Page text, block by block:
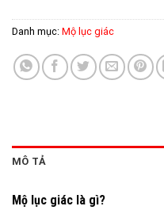
Danh mục: Mộ lục giác
MÔ TẢ
Mộ lục giác là gì?